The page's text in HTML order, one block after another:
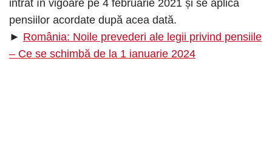
intrat în vigoare pe 4 februarie 2021 și se aplică
pensiilor acordate după acea dată.
► România: Noile prevederi ale legii privind pensiile
– Ce se schimbă de la 1 ianuarie 2024